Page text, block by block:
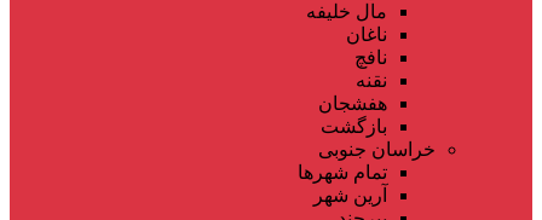
مال خلیفه
ناغان
نافچ
نقنه
هفشجان
بازگشت
خراسان جنوبی
تمام شهر‌ها
آرین شهر